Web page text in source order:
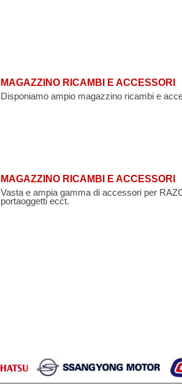
MAGAZZINO RICAMBI E ACCESSORI
Disponiamo ampio magazzino ricambi e
MAGAZZINO RICAMBI E ACCESSORI
Vasta e ampia gamma di accessori per
portaoggetti ecct.